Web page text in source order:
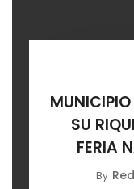
MUNICIPIO
SU
FERIA
By